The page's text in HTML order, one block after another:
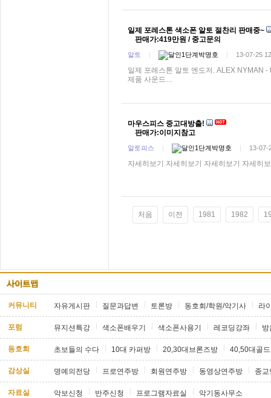
일제 포레스톤 색소폰 알토 절찬리 판매중~
판매가:419만원 / 중고문의
알토 | 박명호 | 13-07-25
일제 포레스톤 알토 엔도저. ALEX NYMAN
제품 사운드…
마우스피스 중고대방출!
판매가:이미지참고
알토피스 | 박명호 | 13-07-
자세히보기 자세히보기 자세히보기 자세히
처음 이전 1981 1982
커뮤니티 자유게시판 질문과답변 토론방 동호회/학원/악기사 라
포럼 뮤지션특강 색소폰배우기 색소폰사용기 레코딩강좌 방
동호회 초보들의 수다 10대 카퍼방 20,30대브론즈방 40,50대골
감상실 명예의전당 프로연주방 회원연주방 동영상연주방 종교
자료실 악보신청 반주신청 프로그램자료실 악기동사무소